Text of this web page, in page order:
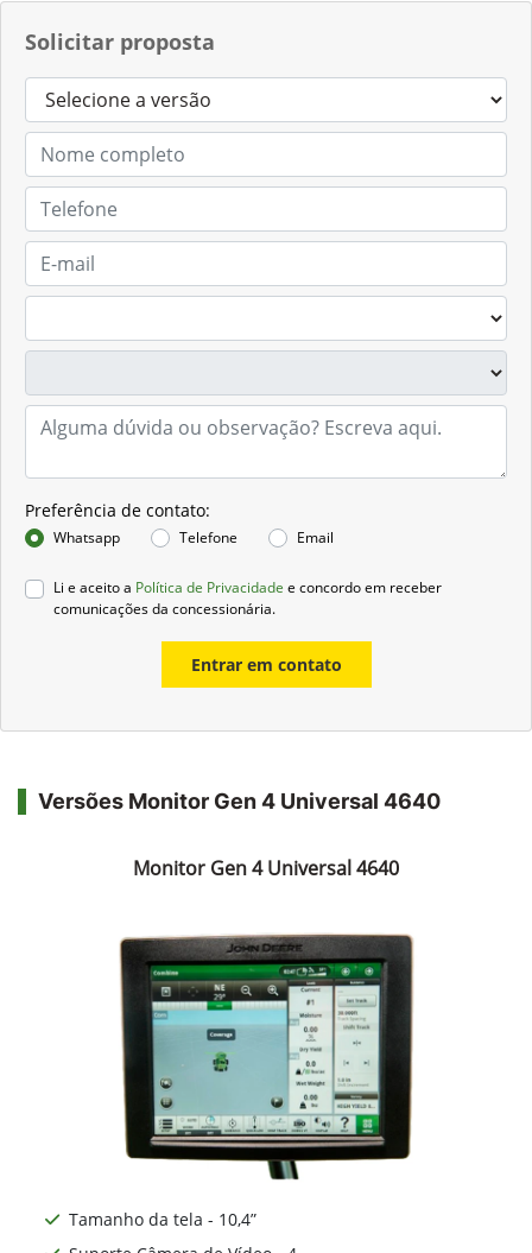
Solicitar proposta
Preferência de contato:
Whatsapp Telefone Email
Li e aceito a Política de Privacidade e concordo em receber
comunicações da concessionária.
Entrar em contato
Versões Monitor Gen 4 Universal 4640
Monitor Gen 4 Universal 4640
Tamanho da tela - 10,4”